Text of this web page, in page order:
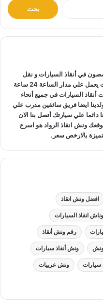
:
أنقاذ السياراتو نقل
والمعدات ولدينا اسطول سيارات يعمل علي مدار الساعة 24 ساعة
أنقاذ السياراتفي جميع أنحاء
ايضا فريق سائقين مدرب علي
علي سيارتك أتصل بنا الان
ونش انقاذ الرواد هو اسرع
بالارخص سعر.
افضل ونش انقاذ
انقاذ السيارات
رقم ونش أنقاذ
ونش أنقاذ سيارات
ونش عربيات